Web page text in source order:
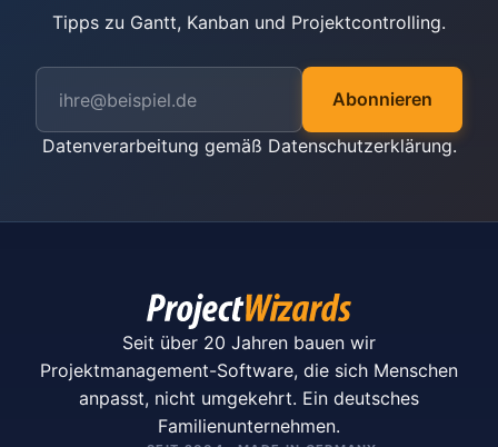
Tipps zu Gantt, Kanban und Projektcontrolling.
Abonnieren
Datenverarbeitung gemäß Datenschutzerklärung.
Seit über 20 Jahren bauen wir
Projektmanagement-Software, die sich Menschen
anpasst, nicht umgekehrt. Ein deutsches
Familienunternehmen.